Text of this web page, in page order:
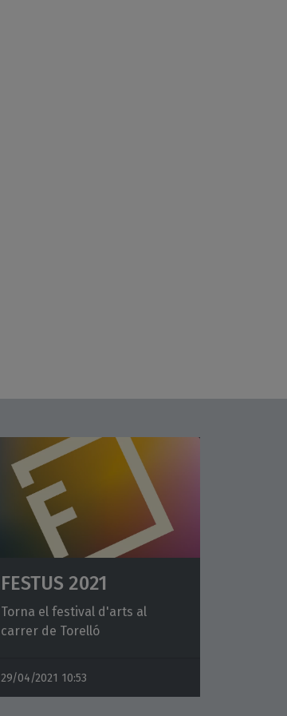
FESTUS 2021
Torna el festival d'arts al
carrer de Torelló
29/04/2021 10:53